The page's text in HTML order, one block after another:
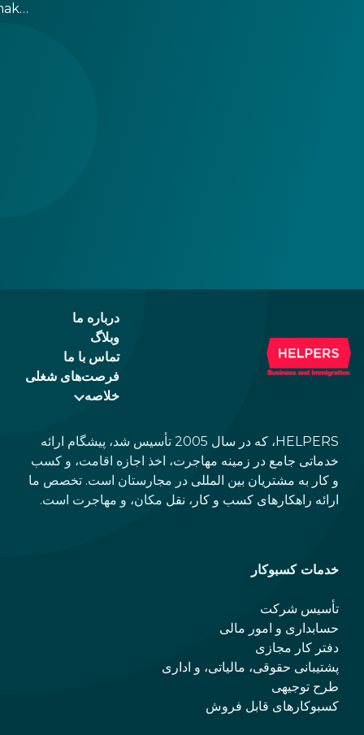
درباره ما
وبلاگ
تماس با ما
فرصت‌های شغلی
خلاصه
HELPERS، که در سال 2005 تأسیس شد، پیشگام ارائه
خدماتی جامع در زمینه مهاجرت، اخذ اجازه اقامت، و کسب
و کار به مشتریان بین المللی در مجارستان است. تخصص ما
ارائه راهکارهای کسب و کار، نقل مکان، و مهاجرت است.
خدمات کسبوکار
تأسیس شرکت
حسابداری و امور مالی
دفتر کار مجازی
پشتیبانی حقوقی، مالیاتی، و اداری
طرح توجیهی
کسبوکارهای قابل فروش